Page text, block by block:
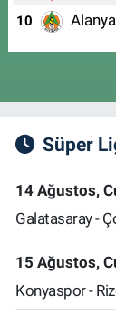
10
Süper
14 Ağustos,
Galatasaray -
15 Ağustos,
Konyaspor -